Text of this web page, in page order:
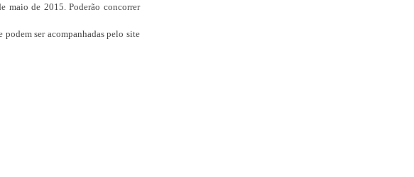
maio de 2015. Poderão concorrer
podem ser acompanhadas pelo site